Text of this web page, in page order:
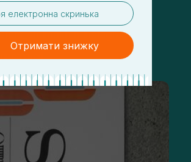
в Instagram
Отримати знижку